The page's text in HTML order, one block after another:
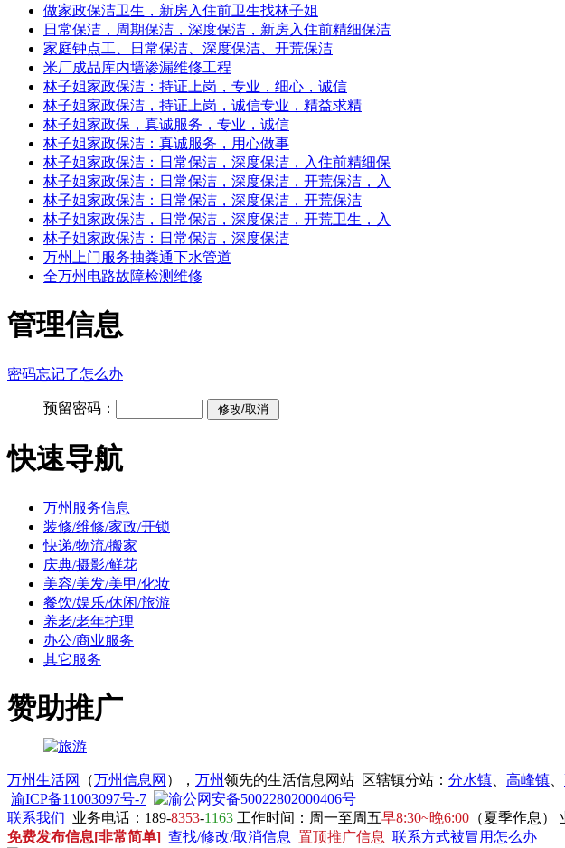
做家政保洁卫生，新房入住前卫生找林子姐
日常保洁，周期保洁，深度保洁，新房入住前精细保洁
家庭钟点工、日常保洁、深度保洁、开荒保洁
米厂成品库内墙渗漏维修工程
林子姐家政保洁：持证上岗，专业，细心，诚信
林子姐家政保洁，持证上岗，诚信专业，精益求精
林子姐家政保，真诚服务，专业，诚信
林子姐家政保洁：真诚服务，用心做事
林子姐家政保洁：日常保洁，深度保洁，入住前精细保
林子姐家政保洁：日常保洁，深度保洁，开荒保洁，入
林子姐家政保洁：日常保洁，深度保洁，开荒保洁
林子姐家政保洁，日常保洁，深度保洁，开荒卫生，入
林子姐家政保洁：日常保洁，深度保洁
万州上门服务抽粪通下水管道
全万州电路故障检测维修
管理信息
密码忘记了怎么办
预留密码：
快速导航
万州服务信息
装修/维修/家政/开锁
快递/物流/搬家
庆典/摄影/鲜花
美容/美发/美甲/化妆
餐饮/娱乐/休闲/旅游
养老/老年护理
办公/商业服务
其它服务
赞助推广
万州生活网 （万州信息网 ）， 万州领先的生活信息网站 区辖镇分站： 分水镇 高峰镇
渝ICP备11003097号-7
渝公网安备50022802000406号
联系我们 业务电话：189-8353-1163 工作时间：周一至周五早8:30~晚6:00 （夏季作息）
免费发布信息[非常简单] 查找/修改/取消信息 置顶推广信息 联系方式被冒用怎么办